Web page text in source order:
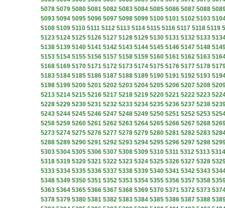
5078 5079 5080 5081 5082 5083 5084 5085 5086 5087 5088
5093 5094 5095 5096 5097 5098 5099 5100 5101 5102 5103
5108 5109 5110 5111 5112 5113 5114 5115 5116 5117 5118 5119
5123 5124 5125 5126 5127 5128 5129 5130 5131 5132 5133
5138 5139 5140 5141 5142 5143 5144 5145 5146 5147 5148
5153 5154 5155 5156 5157 5158 5159 5160 5161 5162 5163
5168 5169 5170 5171 5172 5173 5174 5175 5176 5177 5178
5183 5184 5185 5186 5187 5188 5189 5190 5191 5192 5193
5198 5199 5200 5201 5202 5203 5204 5205 5206 5207 5208
5213 5214 5215 5216 5217 5218 5219 5220 5221 5222 5223
5228 5229 5230 5231 5232 5233 5234 5235 5236 5237 5238
5243 5244 5245 5246 5247 5248 5249 5250 5251 5252 5253
5258 5259 5260 5261 5262 5263 5264 5265 5266 5267 5268
5273 5274 5275 5276 5277 5278 5279 5280 5281 5282 5283
5288 5289 5290 5291 5292 5293 5294 5295 5296 5297 5298
5303 5304 5305 5306 5307 5308 5309 5310 5311 5312 5313 5314
5318 5319 5320 5321 5322 5323 5324 5325 5326 5327 5328
5333 5334 5335 5336 5337 5338 5339 5340 5341 5342 5343
5348 5349 5350 5351 5352 5353 5354 5355 5356 5357 5358
5363 5364 5365 5366 5367 5368 5369 5370 5371 5372 5373
5378 5379 5380 5381 5382 5383 5384 5385 5386 5387 5388